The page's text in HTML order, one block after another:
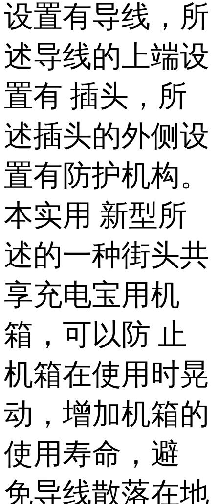
设置有导线，所
述导线的上端设
置有 插头，所
述插头的外侧设
置有防护机构。
本实用 新型所
述的一种街头共
享充电宝用机
箱，可以防 止
机箱在使用时晃
动，增加机箱的
使用寿命，避
免导线散落在地